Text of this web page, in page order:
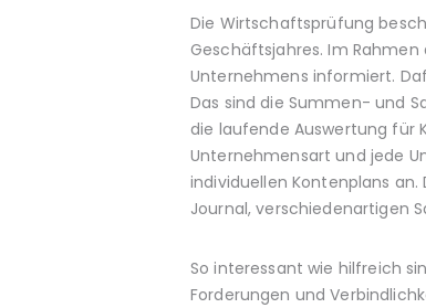
Die Wirtschaftsprüfung
Geschäftsjahres. Im
Unternehmens informiert.
Das sind die Summen- und
die laufende Auswertung für
Unternehmensart und jede
individuellen Kontenplans
Journal, verschiedenartigen
So interessant wie hilfreich
Forderungen und